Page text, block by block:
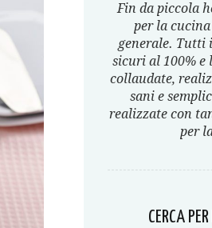
Fin da piccola
per la
generale. Tutti
sicuri al 100% e
collaudate,
sani e
realizzate con
per
CERCA